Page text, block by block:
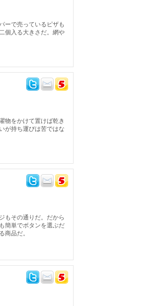
ーで売っているピザも
個入る大きさだ。網や
物をかけて置けば乾き
が持ち運びは苦ではな
もその通りだ。だから
簡単でボタンを選ぶだ
商品だ。